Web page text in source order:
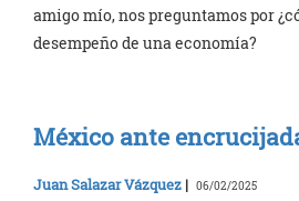
amigo mío, nos preguntamos por
desempeño de una economía?
México ante
Juan Salazar Vázquez | 06/02/2025